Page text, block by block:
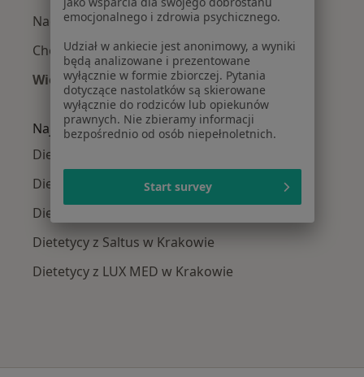
Nadciśnienie tętnicze w Krakowie
Choroby dietozależne w Krakowie
Więcej (15)
Więcej w kategorii: Najczęście leczone
Najpopularniejsze ubezpieczenia
Dietetycy z Allianz w Krakowie
Dietetycy z Signal Iduna w Krakowie
Dietetycy z TU Zdrowie w Krakowie
Dietetycy z Saltus w Krakowie
Dietetycy z LUX MED w Krakowie
emocjonalnego i zdrowia psychicznego.
Udział w ankiecie jest anonimowy, a wyniki
będą analizowane i prezentowane
wyłącznie w formie zbiorczej. Pytania
dotyczące nastolatków są skierowane
wyłącznie do rodziców lub opiekunów
prawnych. Nie zbieramy informacji
bezpośrednio od osób niepełnoletnich.
Start survey